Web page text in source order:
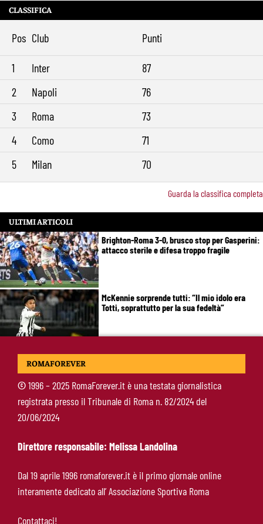
10:41 Rowe chiude alla Roma: “Sono concentrato sul Bologna”. Poi esalta
9:32
Mercato Roma, Gasperini aspetta ancora il suo trequartista: Nusa
sfuma, ora Fofana e Gittens
CLASSIFICA
Pos Club Punti
1 Inter
87
2
Napoli
76
3
Roma
73
4
Como
71
5
Milan 70
Guarda la classifica completa
ULTIMI ARTICOLI
Brighton-Roma 3-0, brusco stop per Gasperini:
attacco sterile e difesa troppo fragile
McKennie sorprende tutti: “Il mio idolo era
Totti, soprattutto per la sua fedeltà”
Roma-Endrick, Gasperini ci prova davvero:
Pellegrini-Roma, è ufficiale il rinnovo: “Avanti
insieme, Lorenzo”
ROMAFOREVER
©1996 – 2025 RomaForever.it è una testata giornalistica
registrata presso il Tribunale di Roma n. 82/2024 del
20/06/2024
Direttore responsabile: Melissa Landolina
Dal 19 aprile 1996 romaforever.it è il primo giornale online
interamente dedicato all’ Associazione Sportiva Roma
Contattaci!